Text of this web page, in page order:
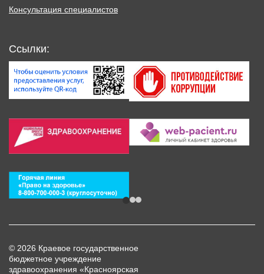
Консультация специалистов
Ссылки:
© 2026 Краевое государственное
бюджетное учреждение
здравоохранения «Красноярская